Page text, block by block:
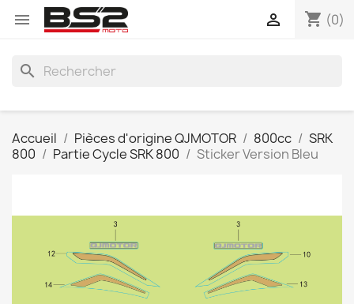
 shopping_cart (0)

search
Accueil Pièces d'origine QJMOTOR 800cc
SRK
800
Partie Cycle SRK 800 Sticker Version Bleu